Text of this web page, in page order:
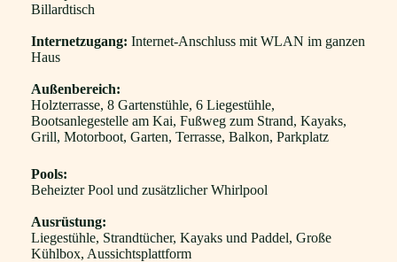
Billardtisch
Internetzugang: Internet-Anschluss mit WLAN im ganzen
Haus
Außenbereich:
Holzterrasse, 8 Gartenstühle, 6 Liegestühle,
Bootsanlegestelle am Kai, Fußweg zum Strand, Kayaks,
Grill, Motorboot, Garten, Terrasse, Balkon, Parkplatz
Pools:
Beheizter Pool und zusätzlicher Whirlpool
Ausrüstung:
Liegestühle, Strandtücher, Kayaks und Paddel, Große
Kühlbox, Aussichtsplattform